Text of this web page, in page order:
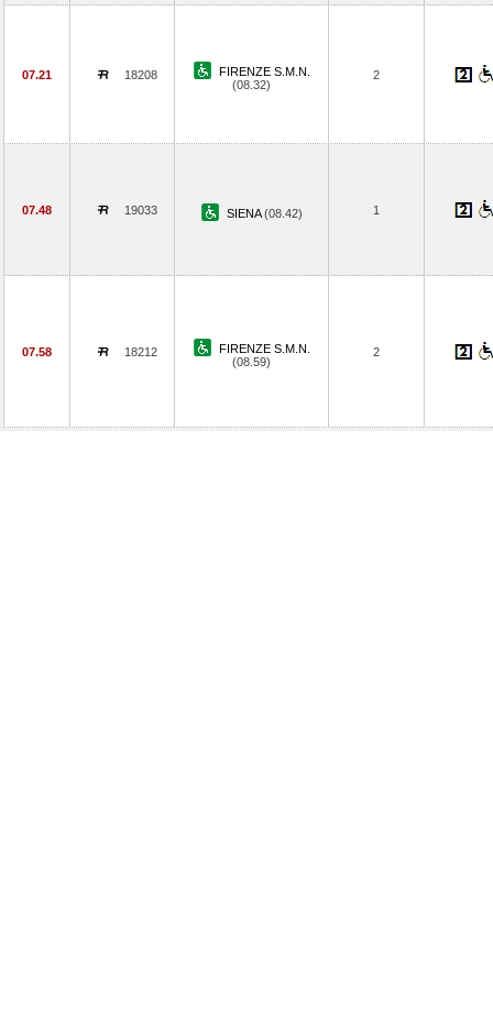
07.21 18208
FIRENZE S.M.N.
(08.32)
2
07.48 19033 SIENA(08.42) 1
07.58 18212
FIRENZE S.M.N.
(08.59)
2